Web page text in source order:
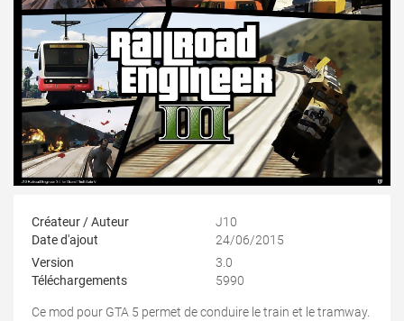
Créateur / Auteur
J10
Date d'ajout
24/06/2015
Version
3.0
Téléchargements
5990
Ce mod pour GTA 5 permet de conduire le train et le tramway.